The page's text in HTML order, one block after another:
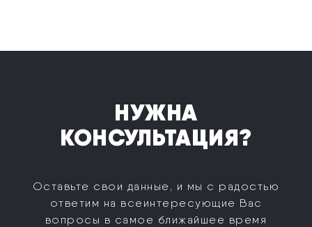
НУЖНА
КОНСУЛЬТАЦИЯ?
Оставьте свои данные, и мы с радостью
ответим на все интересующие Вас
вопросы в самое ближайшее время